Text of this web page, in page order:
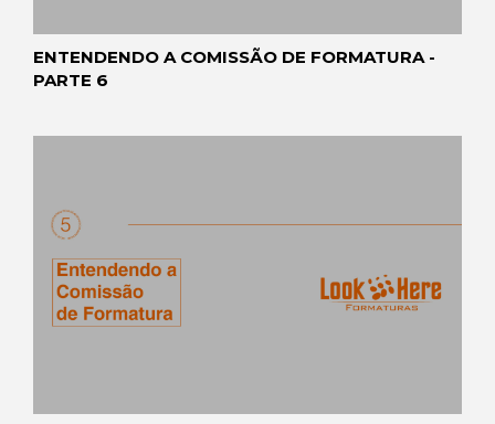
ENTENDENDO A COMISSÃO DE FORMATURA -
PARTE 6